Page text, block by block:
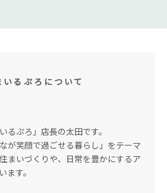
いるぷろについて
るぷろ」店長の太田です。
が笑顔で過ごせる暮らし」をテーマ
まいづくりや、日常を豊かにするア
ます。